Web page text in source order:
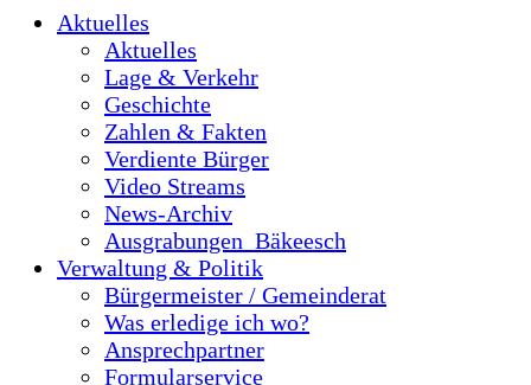
Aktuelles
Aktuelles
Lage & Verkehr
Geschichte
Zahlen & Fakten
Verdiente Bürger
Video Streams
News-Archiv
Ausgrabungen_Bäkeesch
Verwaltung & Politik
Bürgermeister / Gemeinderat
Was erledige ich wo?
Ansprechpartner
Formularservice